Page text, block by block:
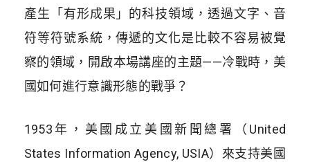
產生「有形成果」的科技領域，透過文字、音
符等符號系統，傳遞的文化是比較不容易被覺
察的領域，開啟本場講座的主題——冷戰時，美
國如何進行意識形態的戰爭？
1953年，美國成立美國新聞總署（United
States Information Agency, USIA）來支持美國